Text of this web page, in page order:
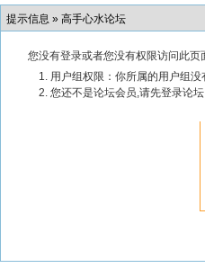
提示信息 » 高手心水论坛
您没有登录或者您没有权限访问此页
用户组权限：你所属的用户组
您还不是论坛会员,请先登录论坛